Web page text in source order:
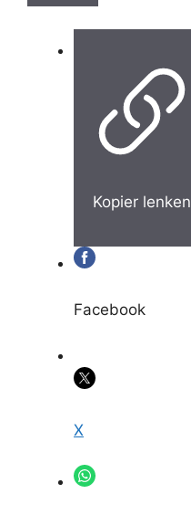
Kopier lenken
Facebook
X